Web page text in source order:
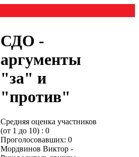
СДО -
аргументы
"за" и
"против"
Средняя оценка участников
(от 1 до 10) : 0
Проголосовавших: 0
Мордвинов Виктор -